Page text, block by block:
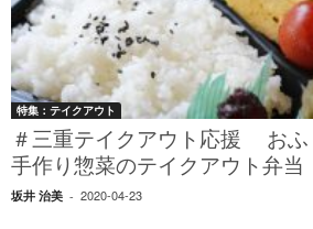
特集：テイクアウト
＃三重テイクアウト応援 おふ
手作り惣菜のテイクアウト弁
坂井 治美 - 2020-04-23